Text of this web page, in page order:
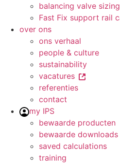
balancing valve
Fast Fix support rail
over ons
ons verhaal
people & culture
sustainability
vacatures
referenties
contact
my IPS
bewaarde producten
bewaarde downloads
saved calculations
training